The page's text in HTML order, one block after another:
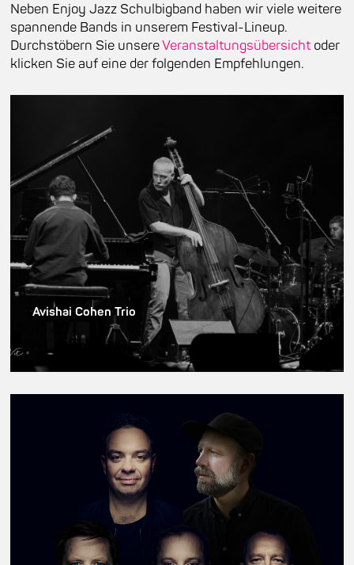
Neben Enjoy Jazz Schulbigband haben wir viele weitere
spannende Bands in unserem Festival-Lineup.
Durchstöbern Sie unsereVeranstaltungsübersicht oder
klicken Sie auf eine der folgenden Empfehlungen.
Avishai Cohen Trio